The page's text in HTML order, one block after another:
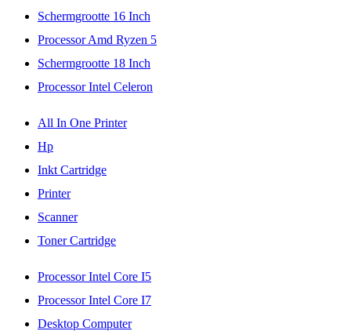
Schermgrootte 16 Inch
Processor Amd Ryzen 5
Schermgrootte 18 Inch
Processor Intel Celeron
All In One Printer
Hp
Inkt Cartridge
Printer
Scanner
Toner Cartridge
Processor Intel Core I5
Processor Intel Core I7
Desktop Computer